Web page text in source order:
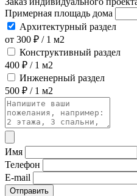
Примерная площадь дома
Архитектурный раздел
от 300 ₽ / 1 м2
Конструктивный раздел
400 ₽ / 1 м2
Инженерный раздел
500 ₽ / 1 м2
Имя
Телефон
E-mail
Отправить